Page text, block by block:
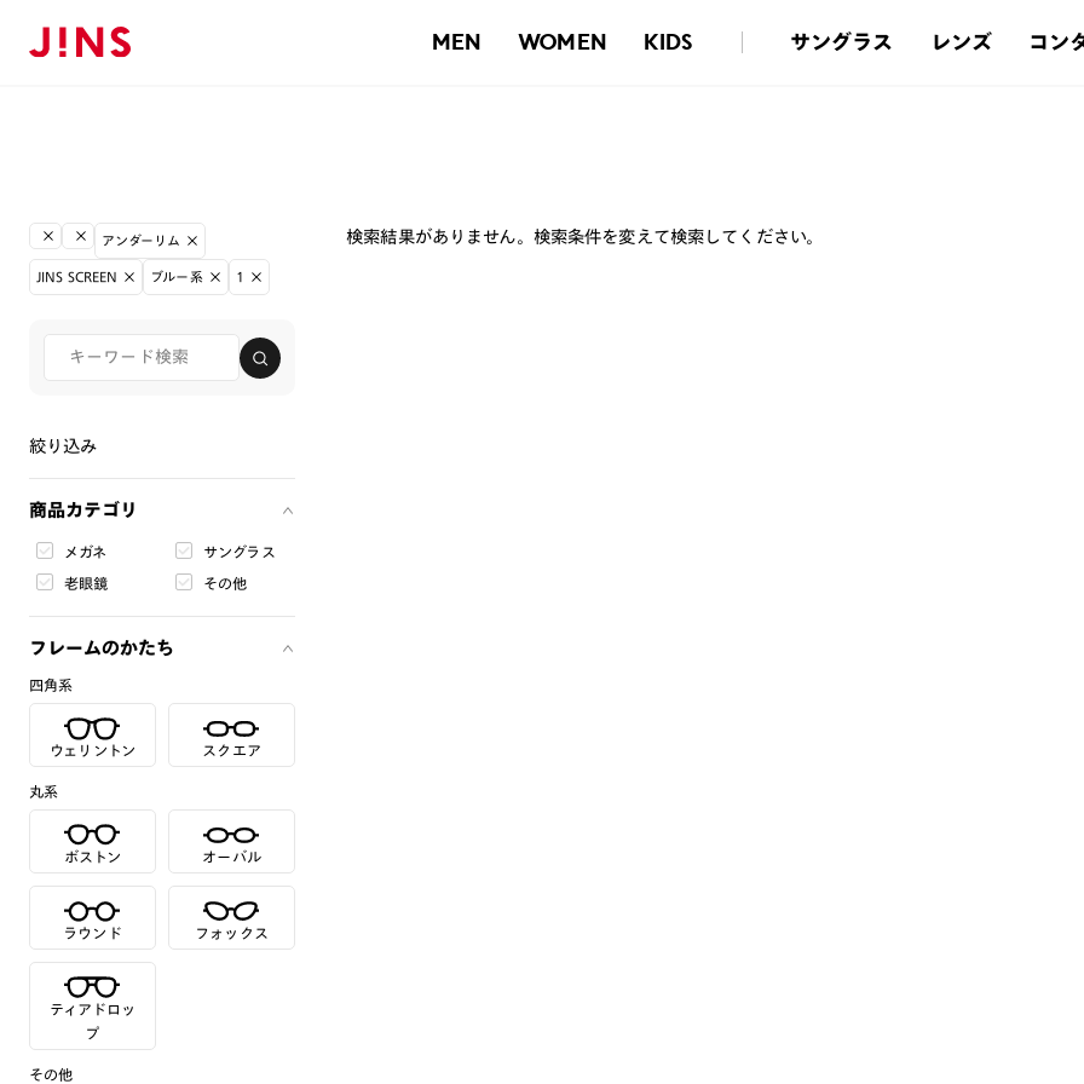
MEN WOMEN KIDS サングラス レンズ コン
アンダーリム
JINS SCREEN ブルー系 1
絞り込み
商品カテゴリ
メガネ サングラス
老眼鏡 その他
フレームのかたち
四角系
ウェリントン スクエア
丸系
ボストン オーバル
ラウンド フォックス
ティアドロッ
プ
その他
検索結果がありません。検索条件を変えて検索してください。